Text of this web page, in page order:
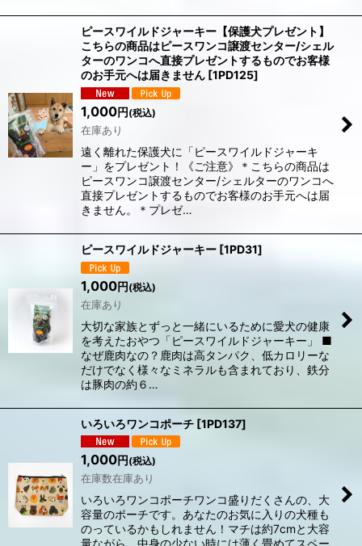
ピースワイルドジャーキー【保護犬プレゼント】
こちらの商品はピースワンコ譲渡センター/シェル
ターのワンコへ直接プレゼントするものでお客様
のお手元へは届きません [1PD125]
1,000円 (税込)
在庫あり
​遠く離れた保護犬に「ピースワイルドジャーキ
ー」をプレゼント！《ご注意》＊こちらの商品は
ピースワンコ譲渡センター/シェルターのワンコへ
直接プレゼントするものでお客様のお手元へは届
きません。​＊​プレゼ…
ピースワイルドジャーキー [1PD31]
1,000円 (税込)
在庫あり
大切な家族とずっと一緒にいるために愛犬の健康
を考えたおやつ「ピースワイルドジャーキー」 ■
なぜ鹿肉なの？鹿肉は高タンパク、低カロリーな
だけでなく様々なミネラルも含まれており、鉄分
は豚肉の約６…
いろいろワンコポーチ [1PD137]
1,000円 (税込)
在庫数在庫あり
いろいろワンコポーチワンコ盛りだくさんの、大
容量のポーチです。あなたのお気に入りの犬種も
のっているかもしれません！マチは約7cmと大容